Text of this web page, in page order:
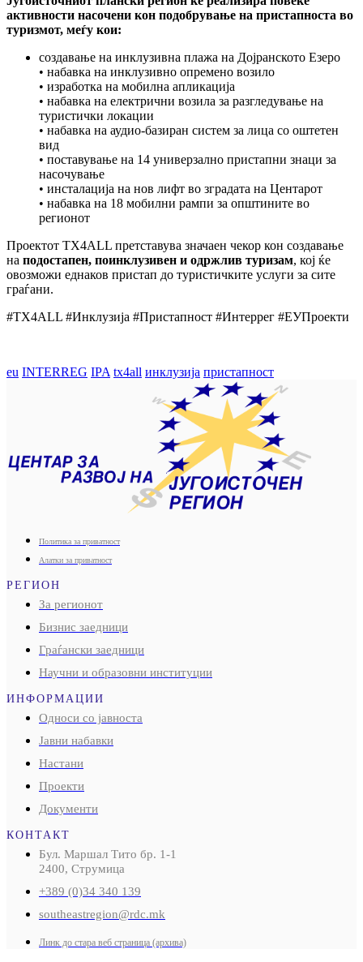
активности насочени кон подобрување на пристапноста во
туризмот, меѓу кои:
создавање на инклузивна плажа на Дојранското Езеро
• набавка на инклузивно опремено возило
• изработка на мобилна апликација
• набавка на електрични возила за разгледување на
туристички локации
• набавка на аудио-базиран систем за лица со оштетен
вид
• поставување на 14 универзално пристапни знаци за
насочување
• инсталација на нов лифт во зградата на Центарот
• набавка на 18 мобилни рампи за општините во
регионот
Проектот TX4ALL претставува значаен чекор кон создавање
на подостапен, поинклузивен и одржлив туризам, кој ќе
овозможи еднаков пристап до туристичките услуги за сите
граѓани.
#TX4ALL #Инклузија #Пристапност #Интеррег #ЕУПроекти
eu INTERREG IPA tx4all инклузија пристапност
Политика за приватност
Алатки за приватност
РЕГИОН
За регионот
Бизнис заедници
Граѓански заедници
Научни и образовни институции
ИНФОРМАЦИИ
Односи со јавноста
Јавни набавки
Настани
Проекти
Документи
КОНТАКТ
Бул. Маршал Тито бр. 1-1
2400, Струмица
+389 (0)34 340 139
southeastregion@rdc.mk
Линк до стара веб страница (архива)